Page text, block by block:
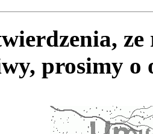
prosimy o